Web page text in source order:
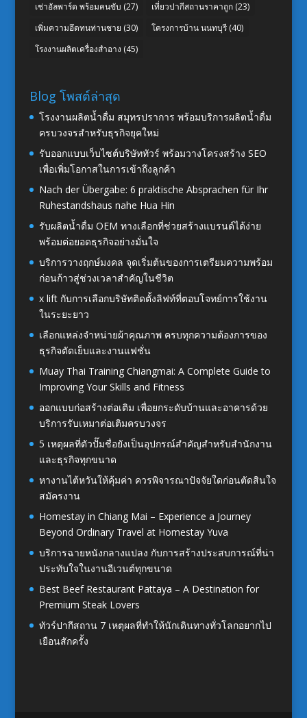
เช่าอัลพาร์ด พร้อมคนขับ (27) เที่ยวปากีสถานราคาถูก(23)
เพิ่มความอึดทนท่านชาย (30) โครงการบ้าน นนทบุรี(40)
โรงงานผลิตเครื่องสำอาง (45)
Blog โพสต์ล่าสุด
โรงงานผลิตน้ำดื่ม สมุทรปราการ พร้อมบริการผลิตน้ำดื่ม
ครบวงจรสำหรับธุรกิจยุคใหม่
รับออกแบบเว็บไซต์บริษัททัวร์ พร้อมวางโครงสร้าง SEO
เพื่อเพิ่มโอกาสในการเข้าถึงลูกค้า
Nach der Übergabe: 6 praktische Absprachen für Ihr
Ruhestandshaus nahe Hua Hin
รับผลิตน้ำดื่ม OEM ทางเลือกที่ช่วยสร้างแบรนด์ได้ง่าย
พร้อมต่อยอดธุรกิจอย่างมั่นใจ
บริการวางฤกษ์มงคล จุดเริ่มต้นของการเตรียมความพร้อม
ก่อนก้าวสู่ช่วงเวลาสำคัญในชีวิต
x lift กับการเลือกบริษัทติดตั้งลิฟท์ที่ตอบโจทย์การใช้งาน
ในระยะยาว
เลือกแหล่งจำหน่ายผ้าคุณภาพ ครบทุกความต้องการของ
ธุรกิจตัดเย็บและงานแฟชั่น
Muay Thai Training Chiangmai: A Complete Guide to
Improving Your Skills and Fitness
ออกแบบก่อสร้างต่อเติม เพื่อยกระดับบ้านและอาคารด้วย
บริการรับเหมาต่อเติมครบวงจร
5 เหตุผลที่ตัวปั๊มชื่อยังเป็นอุปกรณ์สำคัญสำหรับสำนักงาน
และธุรกิจทุกขนาด
หางานไต้หวันให้คุ้มค่า ควรพิจารณาปัจจัยใดก่อนตัดสินใจ
สมัครงาน
Homestay in Chiang Mai – Experience a Journey
Beyond Ordinary Travel at Homestay Yuva
บริการฉายหนังกลางแปลง กับการสร้างประสบการณ์ที่น่า
ประทับใจในงานอีเวนต์ทุกขนาด
Best Beef Restaurant Pattaya – A Destination for
Premium Steak Lovers
ทัวร์ปากีสถาน 7 เหตุผลที่ทำให้นักเดินทางทั่วโลกอยากไป
เยือนสักครั้ง